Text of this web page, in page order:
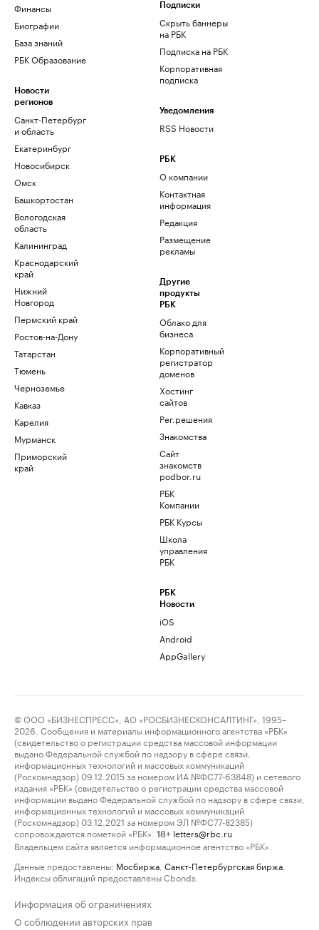
Финансы
Биографии
База знаний
РБК Образование
Новости
регионов
Санкт-Петербург
и область
Екатеринбург
Новосибирск
Омск
Башкортостан
Вологодская
область
Калининград
Краснодарский
край
Нижний
Новгород
Пермский край
Ростов-на-Дону
Татарстан
Тюмень
Черноземье
Кавказ
Карелия
Мурманск
Приморский
край
Подписки
Скрыть баннеры
на РБК
Подписка на РБК
Корпоративная
подписка
Уведомления
RSS Новости
РБК
О компании
Контактная
информация
Редакция
Размещение
рекламы
Другие
продукты
РБК
Облако для
бизнеса
Корпоративный
регистратор
доменов
Хостинг
сайтов
Рег.решения
Знакомства
Сайт
знакомств
podbor.ru
РБК
Компании
РБК Курсы
Школа
управления
РБК
РБК
Новости
iOS
Android
AppGallery
© ООО «БИЗНЕСПРЕСС», АО «РОСБИЗНЕСКОНСАЛТИНГ», 1995–
2026. Сообщения и материалы информационного агентства «РБК»
(свидетельство о регистрации средства массовой информации
выдано Федеральной службой по надзору в сфере связи,
информационных технологий и массовых коммуникаций
(Роскомнадзор) 09.12.2015 за номером ИА №ФС77-63848) и сетевого
издания «РБК» (свидетельство о регистрации средства массовой
информации выдано Федеральной службой по надзору в сфере связи,
информационных технологий и массовых коммуникаций
(Роскомнадзор) 03.12.2021 за номером ЭЛ №ФС77-82385)
сопровождаются пометкой «РБК».
18+ letters@rbc.ru
Владельцем сайта является информационное агентство «РБК».
Данные предоставлены: Мосбиржа Санкт-Петербургская биржа
Индексы облигаций предоставлены Cbonds.
Информация об ограничениях
О соблюдении авторских прав